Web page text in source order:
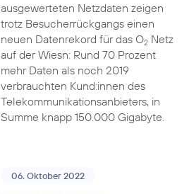
ausgewerteten Netzdaten zeigen
trotz Besucherrückgangs einen
neuen Datenrekord für das O2Netz
auf der Wiesn: Rund 70 Prozent
mehr Daten als noch 2019
verbrauchten Kund:innen des
Telekommunikationsanbieters, in
Summe knapp 150.000 Gigabyte.
06. Oktober 2022